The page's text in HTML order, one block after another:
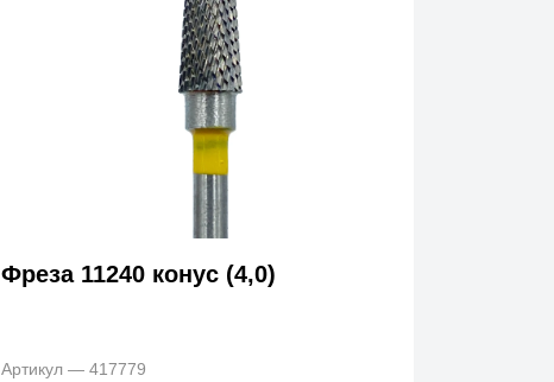
Фреза 11240 конус (4,0)
Артикул — 417779